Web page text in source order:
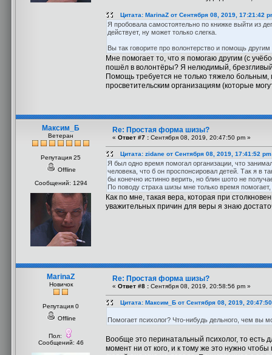
Цитата: MarinaZ от Сентября 08, 2019, 17:21:42
Я пробовала самостоятельно по книжке выйти из
действует, ну может только слегка.
Вы так говорите про волонтерство и помощь
Мне помогает то, что я помогаю другим (с
пошёл в волонтёры? Я нелюдимый,
Помощь требуется не только тяжело
просветительским организациям (которые
Максим_Б
Ветеран
Репутация 25
Offline
Сообщений: 1294
Re: Простая форма шизы?
« Ответ #7 : Сентября 08, 2019, 20:47:50 pm »
Цитата: zidane от Сентября 08, 2019, 17:41:52 pm
Я был одно время помогал организации, что
человека, что б он проспонсировал детей. Так я в
бы конечно истинно верить, но блин шото не
По поводу страха шизы мне только время
Как по мне, такая вера, которая при
уважительных причин для веры я знаю
MarinaZ
Новичок
Репутация 0
Offline
Пол:
Сообщений: 46
Re: Простая форма шизы?
« Ответ #8 : Сентября 08, 2019, 20:58:56 pm »
Цитата: Максим_Б от Сентября 08, 2019,
Помогает психолог? Что-нибудь дельного, чем вы
Вообще это перинатальный психолог, то
момент ни от кого, и к тому же это нужно